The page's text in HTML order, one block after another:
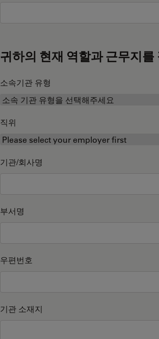
귀하의 현재 역할과 근무지를
소속기관 유형
직위
기관/회사명
부서명
우편번호
기관 소재지